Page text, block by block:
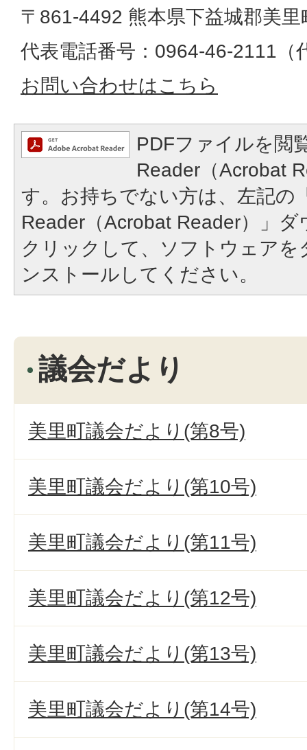
〒861-4492 熊本県下益城郡美
代表電話番号：0964-46-2111（
お問い合わせはこちら
PDFファイルを閲
Reader（Acrobat
す。お持ちでない方は、左記の
Reader（Acrobat Reader）」
クリックして、ソフトウェア
ンストールしてください。
議会だより
美里町議会だより(第8号)
美里町議会だより(第10号)
美里町議会だより(第11号)
美里町議会だより(第12号)
美里町議会だより(第13号)
美里町議会だより(第14号)